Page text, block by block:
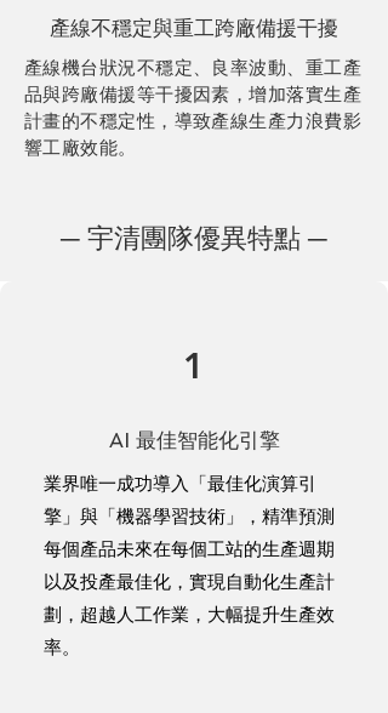
產線不穩定與重工跨廠備援干擾
產線機台狀況不穩定、良率波動、重工產
品與跨廠備援等干擾因素，增加落實生產
計畫的不穩定性，導致產線生產力浪費影
響工廠效能。
─ 宇清團隊優異特點 ─
1
​AI 最佳智能化引擎
業界唯一成功導入「最佳化演算引
擎」與「機器學習技術」，精準預測
每個產品未來在每個工站的生產週期
以及投產最佳化，實現自動化生產計
劃，超越人工作業，大幅提升生產效
率。